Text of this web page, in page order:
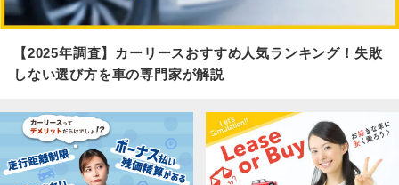
【2025年調査】カーリースおすすめ人気ランキング！失敗
しない選び方を車の専門家が解説